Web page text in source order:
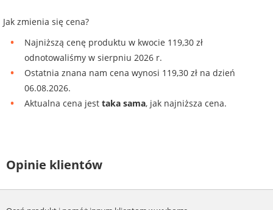
Jak zmienia się cena?
Najniższą cenę produktu w kwocie 119,30 zł
odnotowaliśmy w sierpniu 2026 r.
Ostatnia znana nam cena wynosi 119,30 zł na dzień
06.08.2026.
Aktualna cena jest taka sama, jak najniższa cena.
Opinie klientów